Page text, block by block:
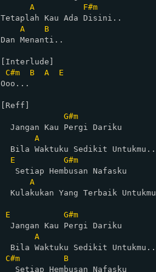
A
F#m
Tetaplah Kau Ada Disini..
A
B
Dan Menanti..
[Interlude]
C#m
B A
E
Ooo...
[Reff]
G#m
  Jangan Kau Pergi Dariku
A
  Bila Waktuku Sedikit Untukmu..
E
G#m
   Setiap Hembusan Nafasku
A
Kulakukan Yang Terbaik
E
G#m
  Jangan Kau Pergi Dariku
A
  Bila Waktuku Sedikit Untukmu..
C#m
B
   Setiap Hembusan Nafasku